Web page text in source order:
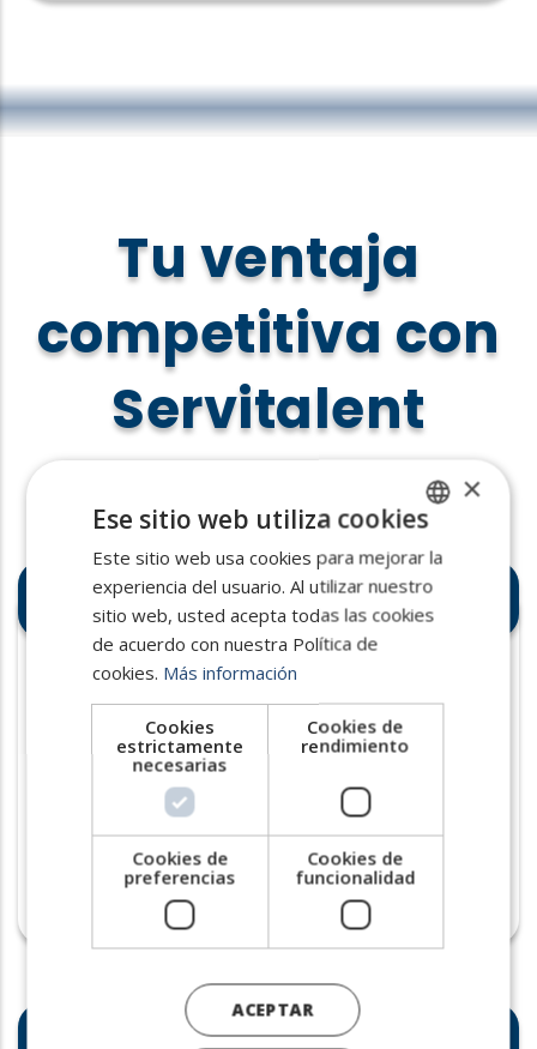
Tu ventaja
competitiva con
Servitalent
Especialización en industria de
alto valor
Contamos con laexperiencia técnica
para filtrar perfiles
en sectores
complejos como la aeronáutica.
Aseguramosque el candidato no solo
tenga el título, sino la c
apacidad de
transferencia de conocimiento
tu planta necesita
Gestión estratégica desde
SPANISH
ENGLISH
×
Ese sitio web utiliza cookies
Este sitio web usa cookies para mejorar la
experiencia del usuario. Al utilizar nuestro
sitio web, usted acepta todas las cookies
de acuerdo con nuestra Política de
cookies. Más información
Cookies
estrictamente
necesarias
Cookies de
rendimiento
Cookies de
preferencias
Cookies de
funcionalidad
ACEPTAR